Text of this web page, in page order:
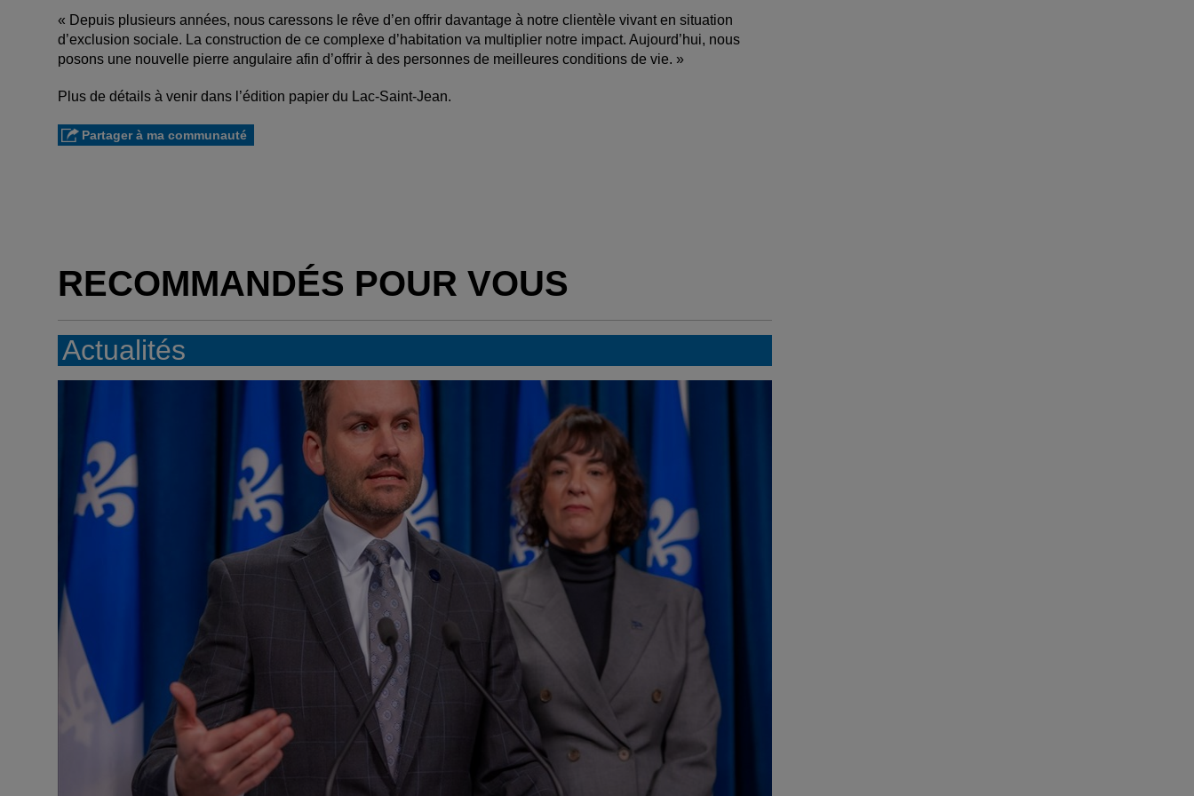
« Depuis plusieurs années, nous caressons le rêve d’en offrir davantage à notre clientèle vivant en situation
d’exclusion sociale. La construction de ce complexe d’habitation va multiplier notre impact. Aujourd’hui, nous
posons une nouvelle pierre angulaire afin d’offrir à des personnes de meilleures conditions de vie. »
Plus de détails à venir dans l’édition papier du Lac-Saint-Jean.
Partager à ma communauté
RECOMMANDÉS POUR VOUS
Actualités